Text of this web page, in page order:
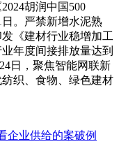
胡润中国500
。严禁新增水泥熟
《建材行业稳增加工
年度间接排放量达到
日，聚焦智能网联新
织、食物、绿色建材
企业供给的案破例